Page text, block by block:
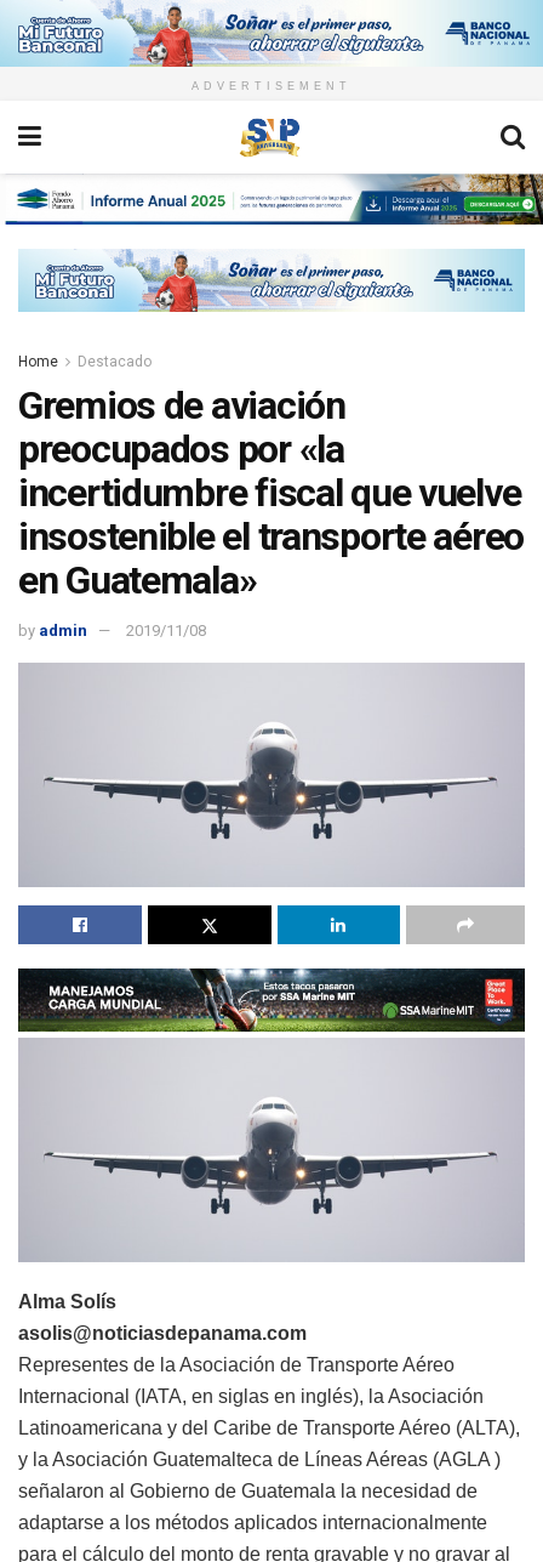
ADVERTISEMENT
Home Destacado
Gremios de aviación
preocupados por «la
incertidumbre fiscal que vuelve
insostenible el transporte aéreo
en Guatemala»
by admin 2019/11/08
Alma Solís
asolis@noticiasdepanama.com
Representes de la Asociación de Transporte Aéreo
Internacional (IATA, en siglas en inglés), la Asociación
Latinoamericana y del Caribe de Transporte Aéreo (ALTA),
y la Asociación Guatemalteca de Líneas Aéreas (AGLA )
señalaron al Gobierno de Guatemala la necesidad de
adaptarse a los métodos aplicados internacionalmente
para el cálculo del monto de renta gravable y no gravar al